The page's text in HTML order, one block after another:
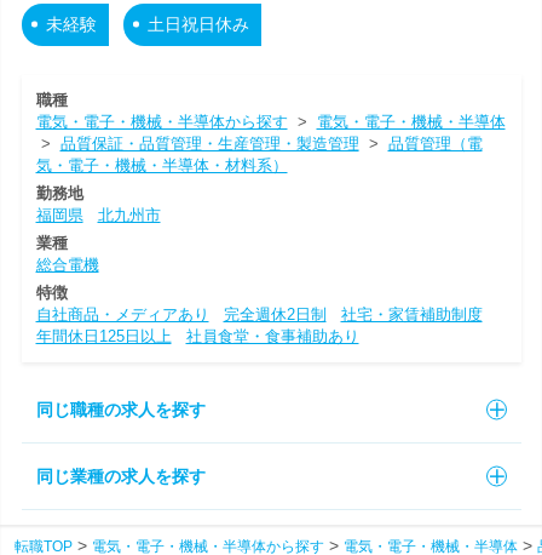
未経験 土日祝日休み
職種
電気・電子・機械・半導体から探す > 電気・電子・機械・半導体
> 品質保証・品質管理・生産管理・製造管理 > 品質管理（電
気・電子・機械・半導体・材料系）
勤務地
福岡県
北九州市
業種
総合電機
特徴
自社商品・メディアあり
完全週休2日制
社宅・家賃補助制度
年間休日125日以上
社員食堂・食事補助あり
同じ職種の求人を探す
同じ業種の求人を探す
転職TOP 電気・電子・機械・半導体から探す 電気・電子・機械・半導体